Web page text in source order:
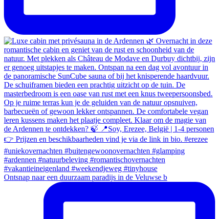
Ontsnap naar een duurzaam paradijs in de Veluwse b